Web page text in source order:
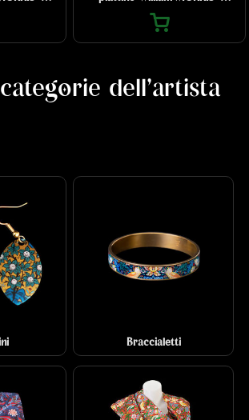
regalo)
Golden Lily (in scatola regalo)
dell'artista
Braccialetti